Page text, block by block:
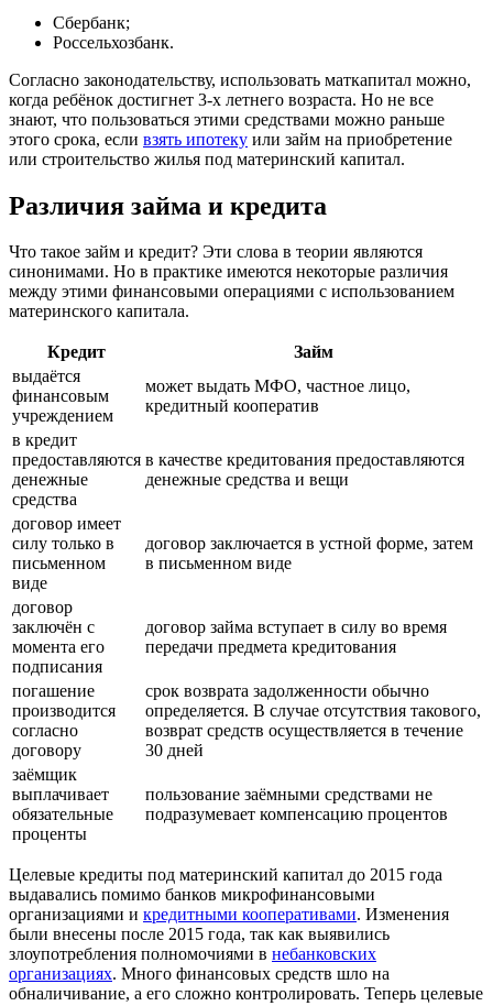
Сбербанк;
Россельхозбанк.
Согласно законодательству, использовать маткапитал можно,
когда ребёнок достигнет 3-х летнего возраста. Но не все
знают, что пользоваться этими средствами можно раньше
этого срока, если взять ипотеку или займ на приобретение
или строительство жилья под материнский капитал.
Различия займа и кредита
Что такое займ и кредит? Эти слова в теории являются
синонимами. Но в практике имеются некоторые различия
между этими финансовыми операциями с использованием
материнского капитала.
Кредит
Займ
выдаётся
финансовым
учреждением
может выдать МФО, частное лицо,
кредитный кооператив
в кредит
предоставляются
денежные
средства
в качестве кредитования предоставляются
денежные средства и вещи
договор имеет
силу только в
письменном
виде
договор заключается в устной форме, затем
в письменном виде
договор
заключён с
момента его
подписания
договор займа вступает в силу во время
передачи предмета кредитования
погашение
производится
согласно
договору
срок возврата задолженности обычно
определяется. В случае отсутствия такового,
возврат средств осуществляется в течение
30 дней
заёмщик
выплачивает
обязательные
проценты
пользование заёмными средствами не
подразумевает компенсацию процентов
Целевые кредиты под материнский капитал до 2015 года
выдавались помимо банков микрофинансовыми
организациями и кредитными кооперативами. Изменения
были внесены после 2015 года, так как выявились
злоупотребления полномочиями в небанковских
организациях. Много финансовых средств шло на
обналичивание, а его сложно контролировать. Теперь целевые